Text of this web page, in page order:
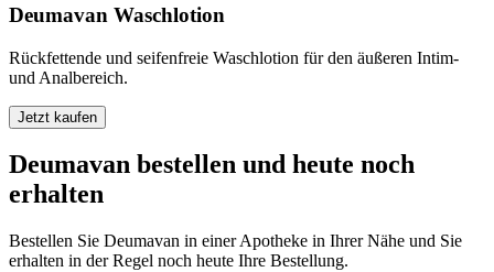
Deumavan Waschlotion
Rückfettende und seifenfreie Waschlotion für den äußeren Intim-
und Analbereich.
Jetzt kaufen
Deumavan bestellen und heute noch
erhalten
Bestellen Sie Deumavan in einer Apotheke in Ihrer Nähe und Sie
erhalten in der Regel noch heute Ihre Bestellung.